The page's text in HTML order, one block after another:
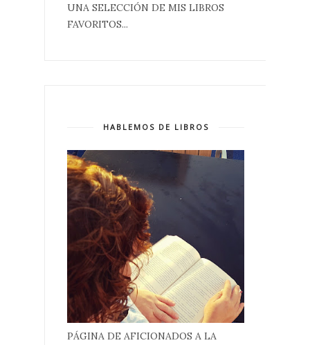
UNA SELECCIÓN DE MIS LIBROS
FAVORITOS...
HABLEMOS DE LIBROS
PÁGINA DE AFICIONADOS A LA